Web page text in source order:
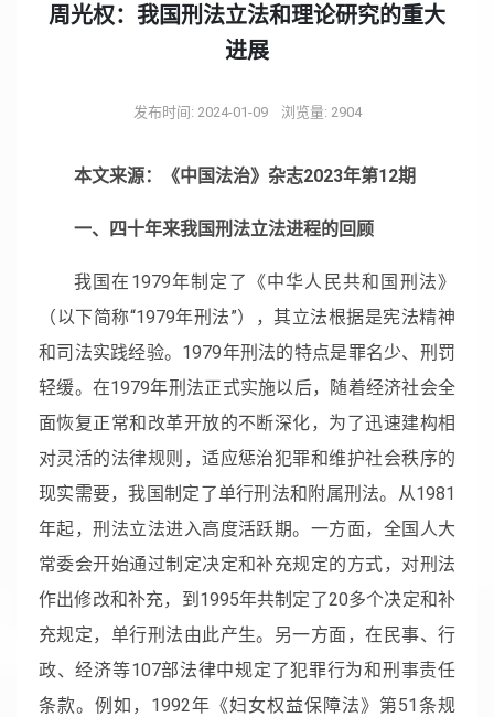
周光权：我国刑法立法和理论研究的重大
进展
发布时间: 2024-01-09 浏览量: 2904
本文来源：《中国法治》杂志2023年第12期
一、四十年来我国刑法立法进程的回顾
我国在1979年制定了《中华人民共和国刑法》
（以下简称“1979年刑法”），其立法根据是宪法精神
和司法实践经验。1979年刑法的特点是罪名少、刑罚
轻缓。在1979年刑法正式实施以后，随着经济社会全
面恢复正常和改革开放的不断深化，为了迅速建构相
对灵活的法律规则，适应惩治犯罪和维护社会秩序的
现实需要，我国制定了单行刑法和附属刑法。从1981
年起，刑法立法进入高度活跃期。一方面，全国人大
常委会开始通过制定决定和补充规定的方式，对刑法
作出修改和补充，到1995年共制定了20多个决定和补
充规定，单行刑法由此产生。另一方面，在民事、行
政、经济等107部法律中规定了犯罪行为和刑事责任
条款。例如，1992年《妇女权益保障法》第51条规